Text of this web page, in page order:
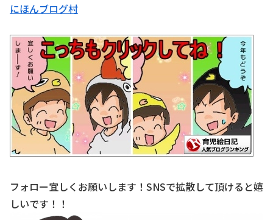
にほんブログ村
フォロー宜しくお願いします！SNSで拡散して頂けると嬉
しいです！！